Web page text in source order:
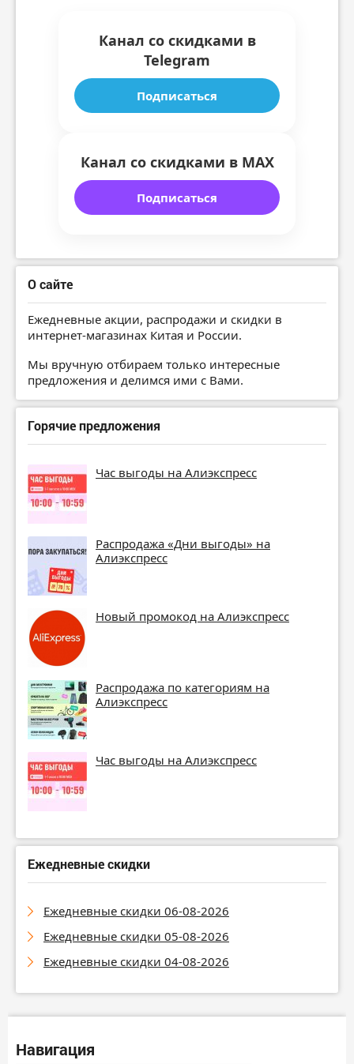
Канал со скидками в
Telegram
Подписаться
Канал со скидками в MAX
Подписаться
О сайте
Ежедневные акции, распродажи и скидки в
интернет-магазинах Китая и России.
Мы вручную отбираем только интересные
предложения и делимся ими с Вами.
Горячие предложения
Час выгоды на Алиэкспресс
Распродажа «Дни выгоды» на
Алиэкспресс
Новый промокод на Алиэкспресс
Распродажа по категориям на
Алиэкспресс
Час выгоды на Алиэкспресс
Ежедневные скидки
Ежедневные скидки 06-08-2026
Ежедневные скидки 05-08-2026
Ежедневные скидки 04-08-2026
Навигация